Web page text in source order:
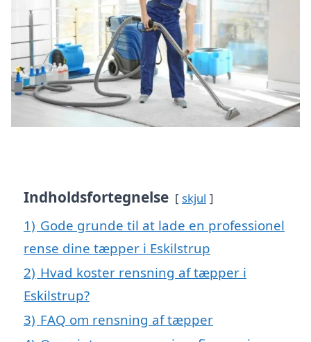
Indholdsfortegnelse skjul
1) Gode grunde til at lade en professionel
rense dine tæpper i Eskilstrup
2) Hvad koster rensning af tæpper i
Eskilstrup?
3) FAQ om rensning af tæpper